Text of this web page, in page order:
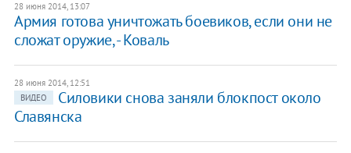
28 июня 2014, 13:07
Армия готова уничтожать боевиков, если они не
сложат оружие, - Коваль
28 июня 2014, 12:51
ВИДЕО
Силовики снова заняли блокпост около
Славянска